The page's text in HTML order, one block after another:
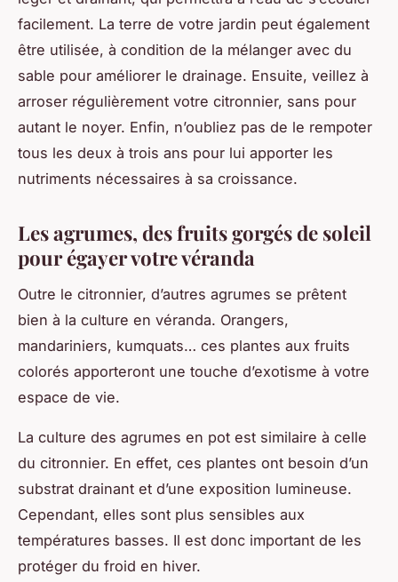
facilement. La terre de votre jardin peut également
être utilisée, à condition de la mélanger avec du
sable pour améliorer le drainage. Ensuite, veillez à
arroser régulièrement votre citronnier, sans pour
autant le noyer. Enfin, n’oubliez pas de le rempoter
tous les deux à trois ans pour lui apporter les
nutriments nécessaires à sa croissance.
Les agrumes, des fruits gorgés de soleil
pour égayer votre véranda
Outre le citronnier, d’autres agrumes se prêtent
bien à la culture en véranda. Orangers,
mandariniers, kumquats… ces plantes aux fruits
colorés apporteront une touche d’exotisme à votre
espace de vie.
La culture des agrumes en pot est similaire à celle
du citronnier. En effet, ces plantes ont besoin d’un
substrat drainant et d’une exposition lumineuse.
Cependant, elles sont plus sensibles aux
températures basses. Il est donc important de les
protéger du froid en hiver.